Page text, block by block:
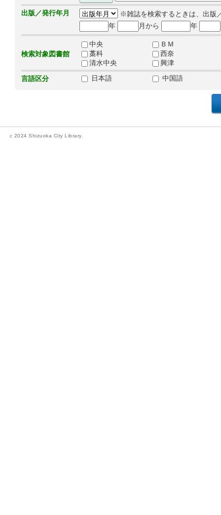
出版／発行年月
※雑誌を検索するときは、出版
年
月から 年
検索対象図書館
中央
ＢＭ
藁科
西奈
清水中央
興津
言語区分
日本語 中国語
c 2024 Shizuoka City Library.